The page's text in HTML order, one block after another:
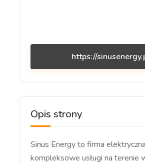
https://
Opis strony
Sinus Energy to firma
kompleksowe usługi na terenie